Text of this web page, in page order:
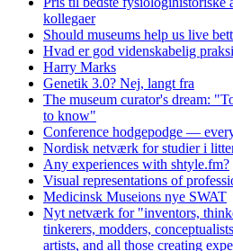
kollegaer
Should museums help us live
Hvad er god videnskabelig
Harry Marks
Genetik 3.0? Nej, langt fra
The museum curator's dream:
to know"
Conference hodgepodge —
Nordisk netværk for studier i
Any experiences with shtyle.fm?
Visual representations of
Medicinsk Museions nye SWAT
Nyt netværk for "inventors,
tinkerers, modders,
artists, and all those creating